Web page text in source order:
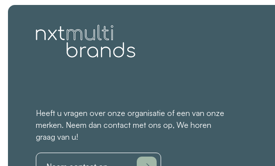
Heeft u vragen over onze organisatie of een van onze
merken. Neem dan contact met ons op, We horen
graag van u!